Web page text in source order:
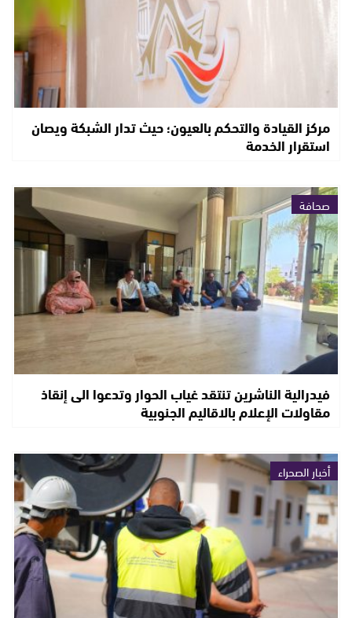
مركز القيادة والتحكم بالعيون؛ حيث تدار الشبكة ويصان
استقرار الخدمة
صحافة
فيدرالية الناشرين تنتقد غياب الحوار وتدعوا الى إنقاذ
مقاولات الإعلام بالاقاليم الجنوبية
أخبار الصحراء